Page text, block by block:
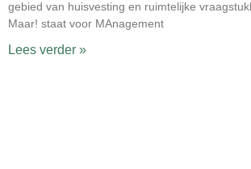
gebied van huisvesting en ruimtelijke
Maar! staat voor MAnagement
Lees verder »